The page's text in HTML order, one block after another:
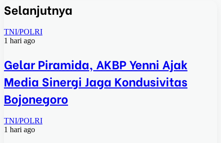
Selanjutnya
TNI/POLRI
1 hari ago
Gelar Piramida, AKBP Yenni Ajak
Media Sinergi Jaga Kondusivitas
Bojonegoro
TNI/POLRI
1 hari ago